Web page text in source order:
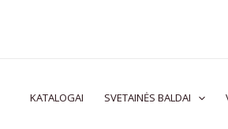
KATALOGAI SVETAINĖS BALDAI